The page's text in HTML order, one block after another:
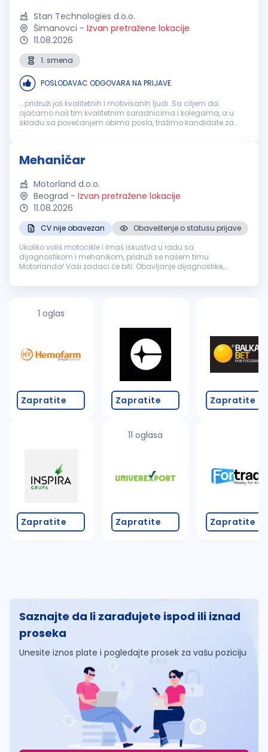
Stan Technologies d.o.o.
Šimanovci - Izvan pretražene lokacije
11.08.2026
1. smena
POSLODAVAC ODGOVARA NA PRIJAVE
...pridruži još kvalitetnih i motivisanih ljudi. Sa ciljem da
ojačamo naš tim kvalitetnim saradnicima i kolegama, a u
skladu sa povećanjem obima posla, tražimo kandidate za
Mehaničar
Motorland d.o.o.
Beograd - Izvan pretražene lokacije
11.08.2026
CV nije obavezan
Obaveštenje o statusu prijave
Ukoliko voliš motocikle i imaš iskustva u radu sa
dijagnostikom i mehanikom, pridruži se našem timu
Motorlanda! Vaši zadaci će biti: Obavljanje dijagnostike,
uputstvima, procedurama i standard...
1 oglas
Zapratite
Zapratite
Zapratite
11 oglasa
Zapratite
Zapratite
Zapratite
Saznajte da li zarađujete ispod ili iznad
proseka
Unesite iznos plate i pogledajte prosek za vašu poziciju